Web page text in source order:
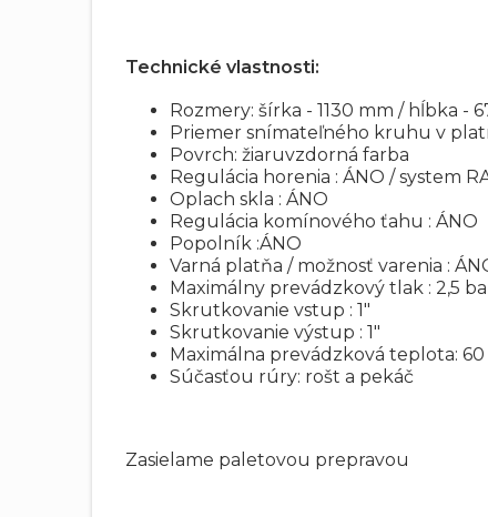
Technické vlastnosti:
Rozmery: šírka - 1130 mm / hĺbka -
Priemer snímateľného kruhu v
Povrch: žiaruvzdorná farba
Regulácia horenia : ÁNO / system
Oplach skla : ÁNO
Regulácia komínového ťahu : ÁNO
Popolník :ÁNO
Varná platňa / možnosť varenia :
Maximálny prevádzkový tlak : 2,5
Skrutkovanie vstup : 1"
Skrutkovanie výstup : 1"
Maximálna prevádzková teplota: 60
Súčasťou rúry: rošt a pekáč
Zasielame paletovou prepravou